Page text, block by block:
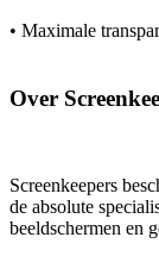
• Maximale
Over
Screenkeepers
de absolute
beeldschermen en